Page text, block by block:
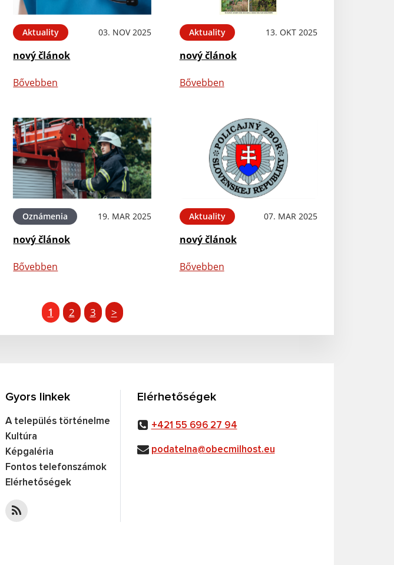
Aktuality 03. NOV 2025
nový článok
Bővebben
Aktuality 13. OKT 2025
nový článok
Bővebben
Oznámenia 19. MAR 2025
nový článok
Bővebben
Aktuality 07. MAR 2025
nový článok
Bővebben
1 2 3 >
Gyors linkek
A település történelme
Kultúra
Képgaléria
Fontos telefonszámok
Elérhetőségek
Elérhetőségek
+421 55 696 27 94
podatelna@obecmilhost.eu